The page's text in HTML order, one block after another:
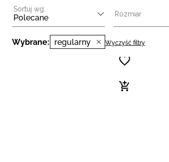
Sortuj wg:
Polecane Rozmiar
Wybrane: regularny Wyczyść filtry